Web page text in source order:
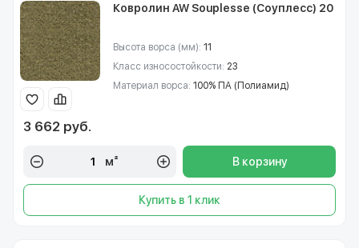
Ковролин AW Souplesse (Соуплесс) 20
Высота ворса (мм): 11
Класс износостойкости: 23
Материал ворса: 100% ПА (Полиамид)
3 662 руб.
м² В корзину
Купить в 1 клик